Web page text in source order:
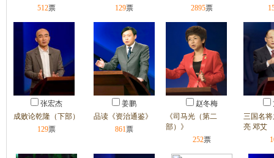
512票
129票
2895票
张宏杰
成败论乾隆（下部）
129票
姜鹏
品读《资治通鉴》
861票
赵冬梅
《司马光（第二
部）》
252票
三国名
亮 邓艾